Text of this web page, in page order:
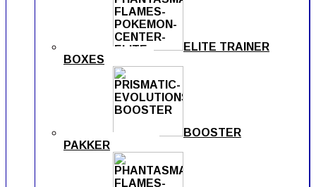
ELITE TRAINER
BOXES
BOOSTER
PAKKER